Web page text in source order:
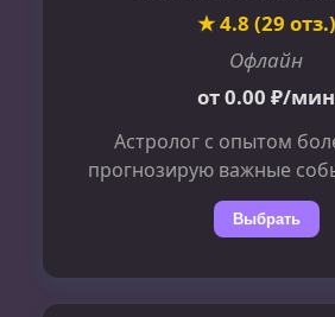
★ 4.8 (29 отз.)
Офлайн
от 0.00 ₽/мин
Астролог с опытом
прогнозирую важные
Выбрать